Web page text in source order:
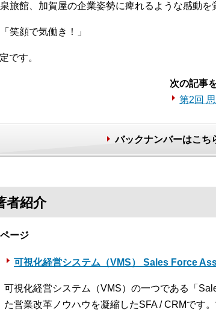
旅館、加賀屋の企業姿勢に痺れるような感動を
笑顔で気働き！」
です。
次の記事
第2回
バックナンバーはこち
者紹介
ージ
可視化経営システム（VMS） Sales Force
可視化経営システム（VMS）の一つである「
た営業改革ノウハウを凝縮したSFA / CRMです